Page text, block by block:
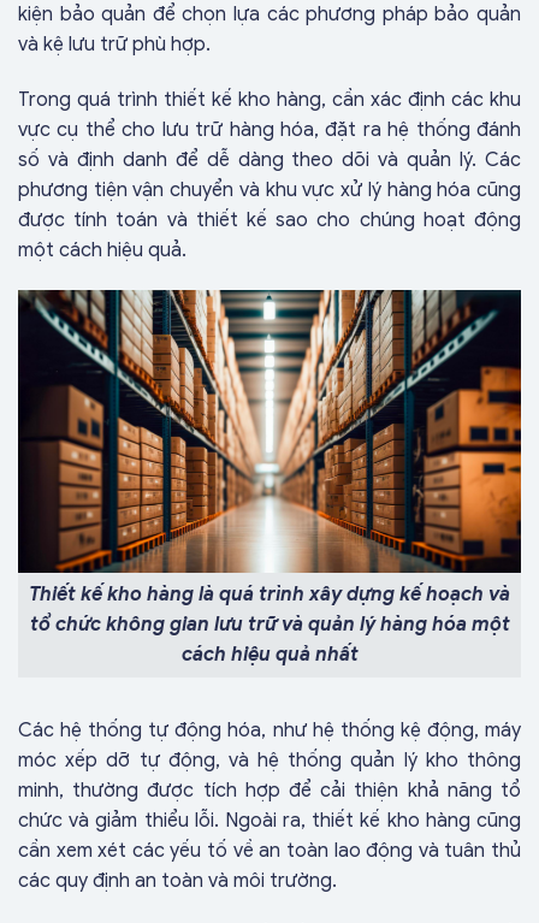
kiện bảo quản để chọn lựa các phương pháp bảo quản
và kệ lưu trữ phù hợp.
Trong quá trình thiết kế kho hàng, cần xác định các khu
vực cụ thể cho lưu trữ hàng hóa, đặt ra hệ thống đánh
số và định danh để dễ dàng theo dõi và quản lý. Các
phương tiện vận chuyển và khu vực xử lý hàng hóa cũng
được tính toán và thiết kế sao cho chúng hoạt động
một cách hiệu quả.
Thiết kế kho hàng là quá trình xây dựng kế hoạch và
tổ chức không gian lưu trữ và quản lý hàng hóa một
cách hiệu quả nhất
Các hệ thống tự động hóa, như hệ thống kệ động, máy
móc xếp dỡ tự động, vàhệ thống quản lý kho thông
minh, thường được tích hợp để cải thiện khả năng tổ
chức và giảm thiểu lỗi. Ngoài ra, thiết kế kho hàng cũng
cần xem xét các yếu tố về an toàn lao động và tuân thủ
các quy định an toàn và môi trường.